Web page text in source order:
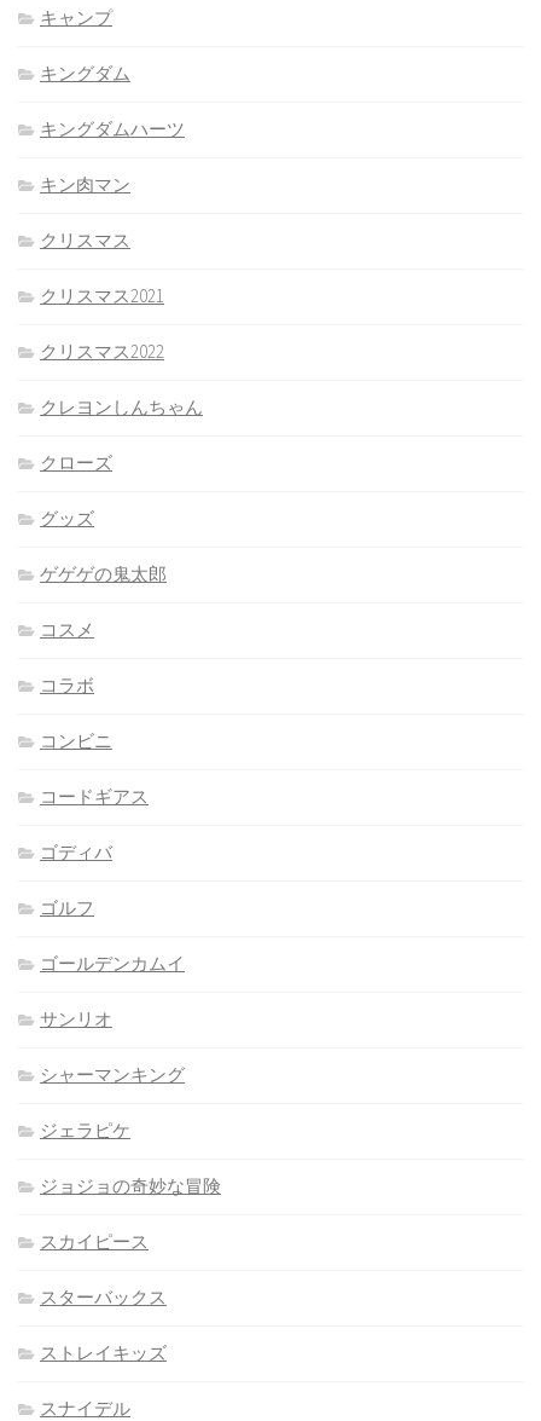
キャンプ
キングダム
キングダムハーツ
キン肉マン
クリスマス
クリスマス2021
クリスマス2022
クレヨンしんちゃん
クローズ
グッズ
ゲゲゲの鬼太郎
コスメ
コラボ
コンビニ
コードギアス
ゴディバ
ゴルフ
ゴールデンカムイ
サンリオ
シャーマンキング
ジェラピケ
ジョジョの奇妙な冒険
スカイピース
スターバックス
ストレイキッズ
スナイデル